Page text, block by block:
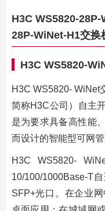
H3C WS5820-
28P-WiNet-H1交换
H3C WS5820-
H3C WS5820- WiNet
简称H3C公司）自主
是为要求具备高性能
而设计的智能型可网管
H3C WS5820-
10/100/1000Base-T
SFP+光口。在企业